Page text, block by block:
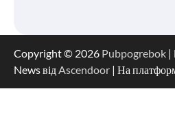
Copyright © 2026 Pubpogrebok |
News відAscendoor | На